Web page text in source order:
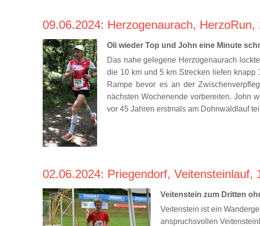
09.06.2024: Herzogenaurach, HerzoRun,
Oli wieder Top und John eine Minute
Das nahe gelegene Herzogenaurach
die 10 km und 5 km Strecken liefen knapp
Rampe bevor es an der
nächsten Wochenende vorbereiten. John
vor 45 Jahren erstmals am Dohnwaldlauf
02.06.2024: Priegendorf, Veitensteinlauf,
Veitenstein zum Dritten
Veitenstein ist ein
anspruchsvollen